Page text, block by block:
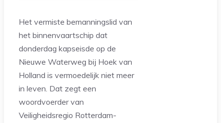
Het vermiste bemanningslid van
het binnenvaartschip dat
donderdag kapseisde op de
Nieuwe Waterweg bij Hoek van
Holland is vermoedelijk niet meer
in leven. Dat zegt een
woordvoerder van
Veiligheidsregio Rotterdam-